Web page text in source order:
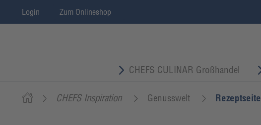
Login Zum Onlineshop
CHEFS CULINAR Großhandel
CHEFS Inspiration Genusswelt Rezeptseite